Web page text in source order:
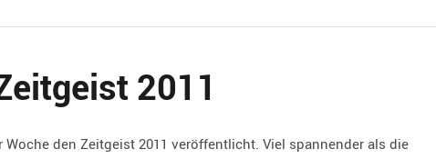
2011
Woche den Zeitgeist 2011 veröffentlicht. Viel spannender als die